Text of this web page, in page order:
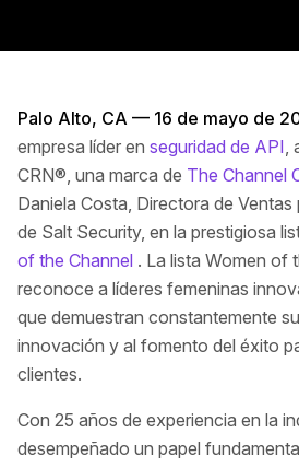
Palo Alto, CA — 16 de mayo de
empresa líder en seguridad de API,
CRN®, una marca de The Channel
Daniela Costa, Directora de
de Salt Security, en la prestigiosa
of the Channel . La lista Women of
reconoce a líderes femeninas
que demuestran constantemente
innovación y al fomento del éxito
clientes.
Con 25 años de experiencia en la
desempeñado un papel